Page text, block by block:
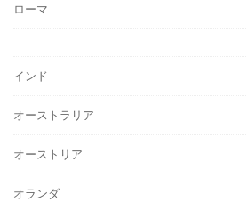
ローマ
インド
オーストラリア
オーストリア
オランダ